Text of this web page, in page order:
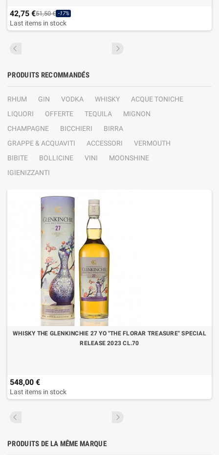
42,75 €51,50 € -17%
Last items in stock
PRODUITS RECOMMANDÉS
RHUM GIN VODKA WHISKY
ACQUE TONICHE
LIQUORI
OFFERTE TEQUILA
MIGNON
CHAMPAGNE
BICCHIERI
BIRRA
GRAPPE & ACQUAVITI
ACCESSORI
VERMOUTH
BIBITE
BOLLICINE VINI
MOONSHINE
IGIENIZZANTI
WHISKY THE GLENKINCHIE 27 YO "THE FLORAR TREASURE" SPECIAL
RELEASE 2023 CL.70
548,00 €
Last items in stock
PRODUITS DE LA MÊME MARQUE